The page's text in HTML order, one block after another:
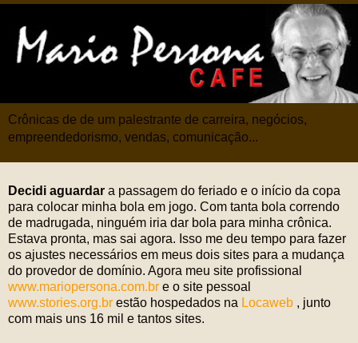
Crônicas de de um palestrante de carreira, negócios,
empreendedorismo, vendas, comunicação...
Decidi aguardar a passagem do feriado e o início da copa
para colocar minha bola em jogo. Com tanta bola correndo
de madrugada, ninguém iria dar bola para minha crônica.
Estava pronta, mas sai agora. Isso me deu tempo para fazer
os ajustes necessários em meus dois sites para a mudança
do provedor de domínio. Agora meu site profissional
www.mariopersona.com.br e o site pessoal
www.stories.org.br estão hospedados na Locaweb , junto
com mais uns 16 mil e tantos sites.